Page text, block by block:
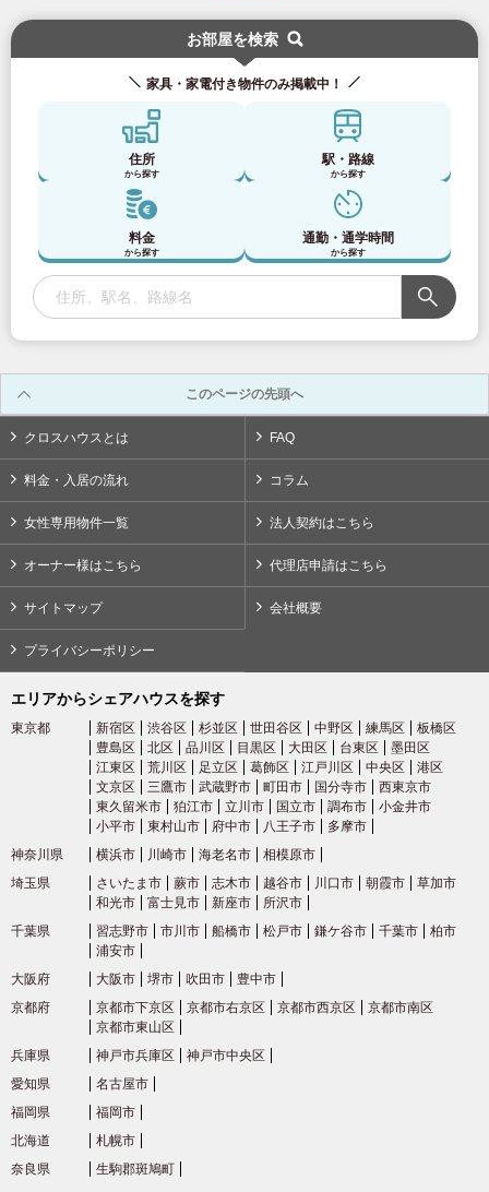
京成千葉線 (11)
京成松戸線 (7)
京急電鉄
京急本線 (65)
東武鉄道
東武東上線 (69)
東武伊勢崎線 (35)
東武大師線 (11)
東武亀戸線 (1)
東武野田線 (7)
北総鉄道
北総鉄道北総線 (8)
首都圏新都市鉄道
つくばエクスプレス (10)
東京臨海高速鉄道
りんかい線 (12)
お部屋を検索
家具・家電付き物件のみ掲載中！
住所
から探す
駅・路線
から探す
料金
から探す
通勤・通学時間
から探す
このページの先頭へ
クロスハウスとは FAQ
料金・入居の流れ コラム
女性専用物件一覧 法人契約はこちら
オーナー様はこちら 代理店申請はこちら
サイトマップ 会社概要
プライバシーポリシー
エリアからシェアハウスを探す
東京都 新宿区 渋谷区 杉並区 世田谷区 中野区 練馬区
板橋区
豊島区
北区 品川区 目黒区 大田区 台東区
墨田区
江東区
荒川区 足立区 葛飾区 江戸川区 中央区
港区
文京区
三鷹市 武蔵野市 町田市 国分寺市
西東京市
東久留米市
狛江市 立川市 国立市 調布市
小金井市
小平市
東村山市 府中市 八王子市
多摩市
神奈川県
横浜市 川崎市 海老名市
相模原市
埼玉県
さいたま市 蕨市 志木市 越谷市 川口市 朝霞市
草加市
和光市
富士見市 新座市
所沢市
千葉県
習志野市 市川市 船橋市 松戸市 鎌ケ谷市 千葉市
柏市
浦安市
大阪府
大阪市 堺市 吹田市
豊中市
京都府
京都市下京区 京都市右京区 京都市西京区
京都市南区
京都市東山区
兵庫県
神戸市兵庫区
神戸市中央区
愛知県
名古屋市
福岡県
福岡市
北海道
札幌市
奈良県
生駒郡斑鳩町